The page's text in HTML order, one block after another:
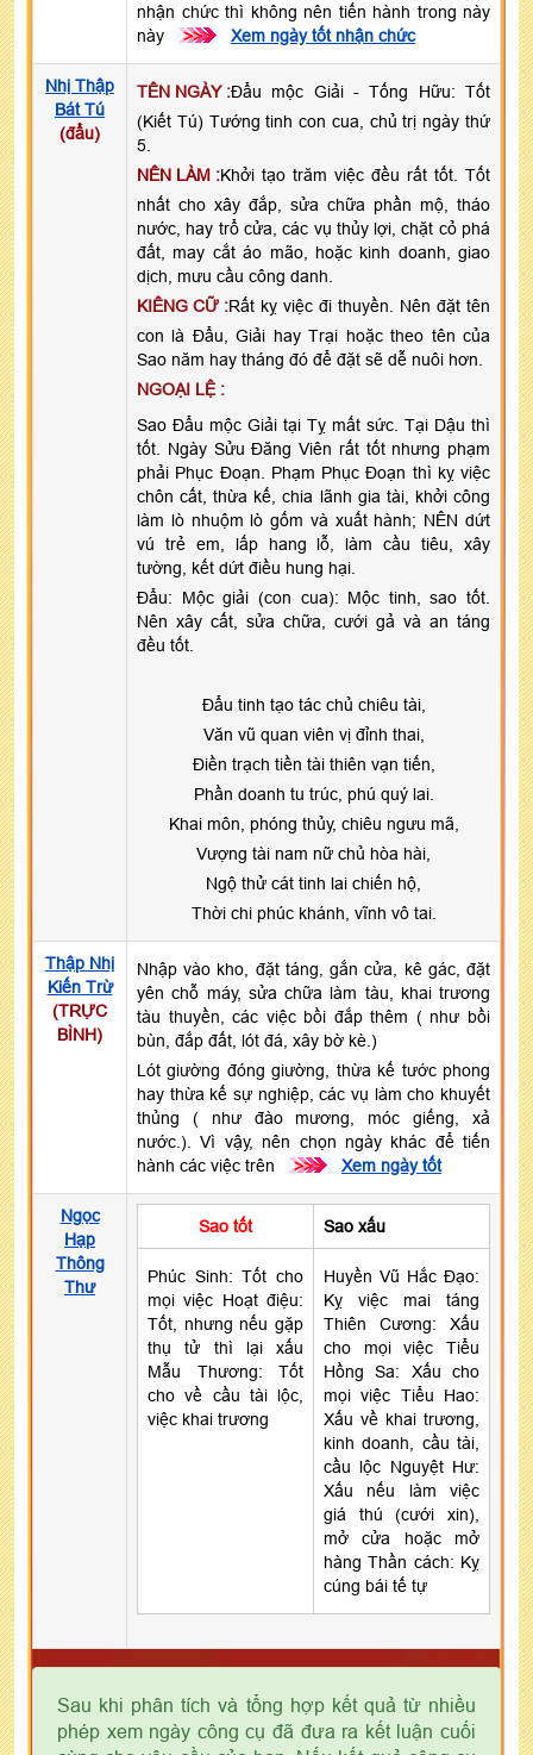
nhận chức thì không nên tiến hành trong này
này
>>> Xem ngày tốt nhận chức
Nhị Thập
Bát Tú
(đẩu)
TÊN NGÀY :Đẩu mộc Giải - Tống Hữu: Tốt
(Kiết Tú) Tướng tinh con cua, chủ trị ngày thứ
5.
NÊN LÀM :Khởi tạo trăm việc đều rất tốt. Tốt
nhất cho xây đắp, sửa chữa phần mộ, tháo
nước, hay trổ cửa, các vụ thủy lợi, chặt cỏ phá
đất, may cắt áo mão, hoặc kinh doanh, giao
dịch, mưu cầu công danh.
KIÊNG CỮ :Rất kỵ việc đi thuyền. Nên đặt tên
con là Đẩu, Giải hay Trại hoặc theo tên của
Sao năm hay tháng đó để đặt sẽ dễ nuôi hơn.
NGOẠI LỆ :
Sao Đẩu mộc Giải tại Tỵ mất sức. Tại Dậu thì
tốt. Ngày Sửu Đăng Viên rất tốt nhưng phạm
phải Phục Đoạn. Phạm Phục Đoạn thì kỵ việc
chôn cất, thừa kế, chia lãnh gia tài, khởi công
làm lò nhuộm lò gốm và xuất hành; NÊN dứt
vú trẻ em, lấp hang lỗ, làm cầu tiêu, xây
tường, kết dứt điều hung hại.
Đẩu: Mộc giải (con cua): Mộc tinh, sao tốt.
Nên xây cất, sửa chữa, cưới gả và an táng
đều tốt.
Đẩu tinh tạo tác chủ chiêu tài,
Văn vũ quan viên vị đỉnh thai,
Điền trạch tiền tài thiên vạn tiến,
Phần doanh tu trúc, phú quý lai.
Khai môn, phóng thủy, chiêu ngưu mã,
Vượng tài nam nữ chủ hòa hài,
Ngộ thử cát tinh lai chiến hộ,
Thời chi phúc khánh, vĩnh vô tai.
Thập Nhị
Kiến Trừ
(TRỰC
BÌNH)
Nhập vào kho, đặt táng, gắn cửa, kê gác, đặt
yên chỗ máy, sửa chữa làm tàu, khai trương
tàu thuyền, các việc bồi đắp thêm ( như bồi
bùn, đắp đất, lót đá, xây bờ kè.)
Lót giường đóng giường, thừa kế tước phong
hay thừa kế sự nghiệp, các vụ làm cho khuyết
thủng ( như đào mương, móc giếng, xả
nước.). Vì vậy, nên chọn ngày khác để tiến
hành các việc trên
>>> Xem ngày tốt
Ngọc
Hạp
Thông
Thư
Sao tốt Sao xấu
Phúc Sinh: Tốt cho
mọi việc Hoạt điệu:
Tốt, nhưng nếu gặp
thụ tử thì lại xấu
Mẫu Thương: Tốt
cho về cầu tài lộc,
việc khai trương
Huyền Vũ Hắc Đạo:
Kỵ việc mai táng
Thiên Cương: Xấu
cho mọi việc Tiểu
Hồng Sa: Xấu cho
mọi việc Tiểu Hao:
Xấu về khai trương,
kinh doanh, cầu tài,
cầu lộc Nguyệt Hư:
Xấu nếu làm việc
giá thú (cưới xin),
mở cửa hoặc mở
hàng Thần cách: Kỵ
cúng bái tế tự
Sau khi phân tích và tổng hợp kết quả từ nhiều
phép xem ngày công cụ đã đưa ra kết luận cuối